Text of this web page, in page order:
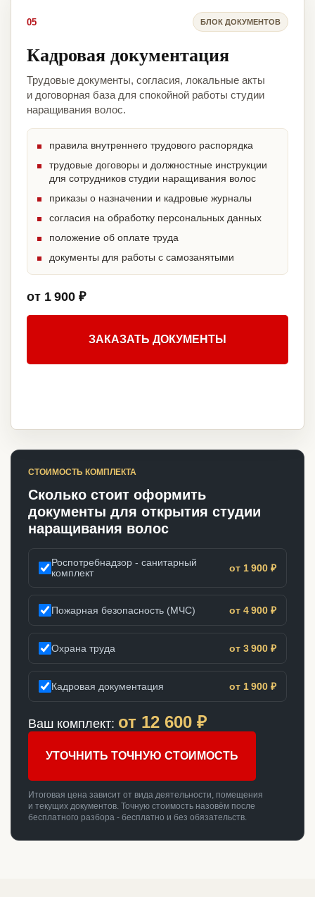
05 БЛОК ДОКУМЕНТОВ
Кадровая документация
Трудовые документы, согласия, локальные акты
и договорная база для спокойной работы студии
наращивания волос.
правила внутреннего трудового распорядка
трудовые договоры и должностные инструкции
для сотрудников студии наращивания волос
приказы о назначении и кадровые журналы
согласия на обработку персональных данных
положение об оплате труда
документы для работы с самозанятыми
от 1 900 ₽
ЗАКАЗАТЬ ДОКУМЕНТЫ
СТОИМОСТЬ КОМПЛЕКТА
Сколько стоит оформить
документы для открытия студии
наращивания волос
Роспотребнадзор - санитарный
комплект
от 1 900 ₽
Пожарная безопасность (МЧС) от 4 900 ₽
Охрана труда от 3 900 ₽
Кадровая документация от 1 900 ₽
Ваш комплект: от 12 600 ₽
УТОЧНИТЬ ТОЧНУЮ СТОИМОСТЬ
Итоговая цена зависит от вида деятельности, помещения
и текущих документов. Точную стоимость назовём после
бесплатного разбора - бесплатно и без обязательств.